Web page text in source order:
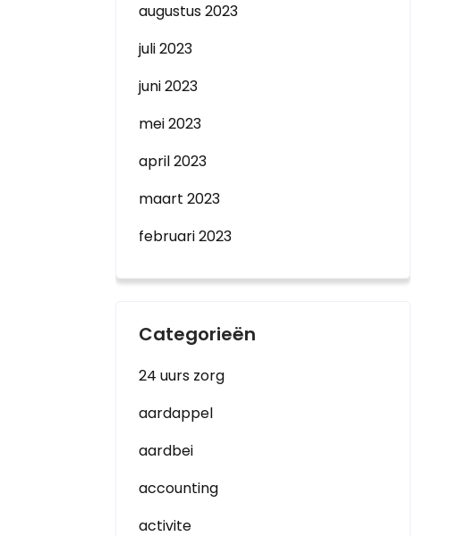
augustus 2023
juli 2023
juni 2023
mei 2023
april 2023
maart 2023
februari 2023
Categorieën
24 uurs zorg
aardappel
aardbei
accounting
activite